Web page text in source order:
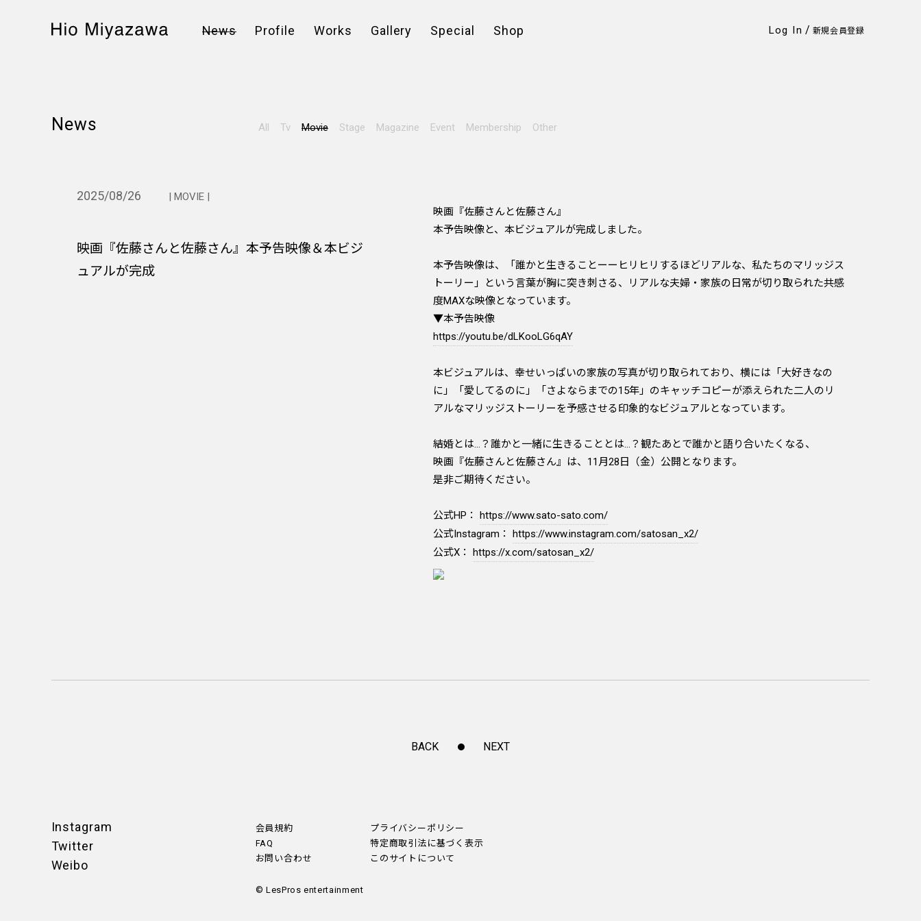
News Profile Works Gallery Special Shop Log In / 新規会員登録
News All Tv Movie Stage Magazine Event Membership Other
2025/08/26 | MOVIE |
映画『佐藤さんと佐藤さん』本予告映像＆本ビジ
ュアルが完成
映画『佐藤さんと佐藤さん』
本予告映像と、本ビジュアルが完成しました。
本予告映像は、「誰かと生きることーーヒリヒリするほどリアルな、私たちのマリッジス
トーリー」という言葉が胸に突き刺さる、リアルな夫婦・家族の日常が切り取られた共感
度MAXな映像となっています。
▼本予告映像
https://youtu.be/dLKooLG6qAY
本ビジュアルは、幸せいっぱいの家族の写真が切り取られており、横には「大好きなの
に」「愛してるのに」「さよならまでの15年――」のキャッチコピーが添えられた二人のリ
アルなマリッジストーリーを予感させる印象的なビジュアルとなっています。
結婚とは…？誰かと一緒に生きることとは…？観たあとで誰かと語り合いたくなる、
映画『佐藤さんと佐藤さん』は、11月28日（金）公開となります。
是非ご期待ください。
公式HP： https://www.sato-sato.com/
公式Instagram： https://www.instagram.com/satosan_x2/
公式X： https://x.com/satosan_x2/
BACK NEXT
Instagram
Twitter
Weibo
会員規約
プライバシーポリシー
FAQ
特定商取引法に基づく表示
お問い合わせ
このサイトについて
© LesPros entertainment